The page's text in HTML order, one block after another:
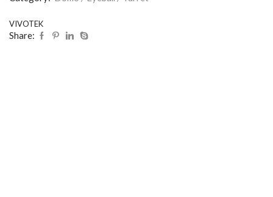
VIVOTEK
Share: